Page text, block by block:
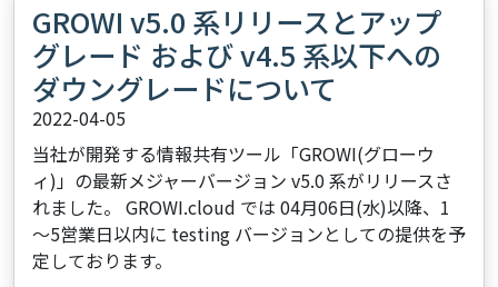
GROWI v5.0 系リリースとアップ
グレード および v4.5 系以下への
ダウングレードについて
2022-04-05
当社が開発する情報共有ツール「GROWI(グローウ
ィ)」の最新メジャーバージョン v5.0 系がリリースさ
れました。 GROWI.cloud では 04月06日(水)以降、1
～5営業日以内に testing バージョンとしての提供を予
定しております。